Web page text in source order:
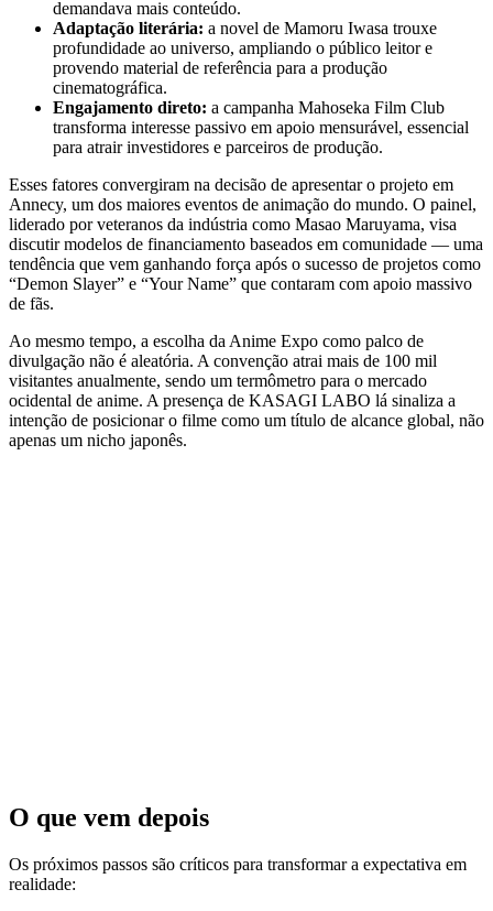
demandava mais conteúdo.
Adaptação literária: a novel de Mamoru Iwasa trouxe
profundidade ao universo, ampliando o público leitor e
provendo material de referência para a produção
cinematográfica.
Engajamento direto: a campanha Mahoseka Film Club
transforma interesse passivo em apoio mensurável, essencial
para atrair investidores e parceiros de produção.
Esses fatores convergiram na decisão de apresentar o projeto em
Annecy, um dos maiores eventos de animação do mundo. O painel,
liderado por veteranos da indústria como Masao Maruyama, visa
discutir modelos de financiamento baseados em comunidade — uma
tendência que vem ganhando força após o sucesso de projetos como
“Demon Slayer” e “Your Name” que contaram com apoio massivo
de fãs.
Ao mesmo tempo, a escolha da Anime Expo como palco de
divulgação não é aleatória. A convenção atrai mais de 100 mil
visitantes anualmente, sendo um termômetro para o mercado
ocidental de anime. A presença de KASAGI LABO lá sinaliza a
intenção de posicionar o filme como um título de alcance global, não
apenas um nicho japonês.
O que vem depois
Os próximos passos são críticos para transformar a expectativa em
realidade: